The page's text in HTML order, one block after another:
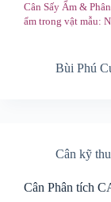
Cân Sấy Ẩm &
ẩm trong vật mẫu:
Bùi Phú
Cân kỹ
Cân Phân tích